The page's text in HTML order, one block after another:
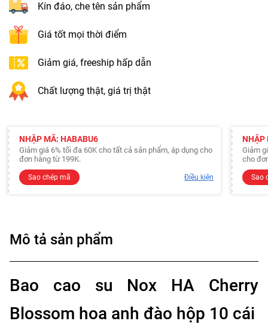
Kín đáo, che tên sản phẩm
Giá tốt mọi thời điểm
Giảm giá, freeship hấp dẫn
Chất lượng thật, giá trị thật
NHẬP MÃ: HABABU6
Giảm giá 6% tối đa 60K cho tất cả sản phẩm, áp dụng cho
đơn hàng từ 199K.
Sao chép mã Điều kiện
NHẬP
Giảm
cho
Sao
Mô tả sản phẩm
Bao cao su Nox HA Cherry
Blossom hoa anh đào hộp 10 cái